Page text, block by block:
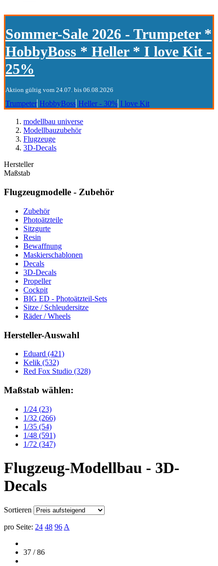
Sommer-Sale 2026 - Trumpeter *
HobbyBoss * Heller * I love Kit -
25%
Aktion gültig vom 24.07. bis 06.08.2026
Trumpeter HobbyBoss Heller - 30% I love Kit
modellbau universe
Modellbauzubehör
Flugzeuge
3D-Decals
Hersteller
Maßstab
Flugzeugmodelle - Zubehör
Zubehör
Photoätzteile
Sitzgurte
Resin
Bewaffnung
Maskierschablonen
Decals
3D-Decals
Propeller
Cockpit
BIG ED - Photoätzteil-Sets
Sitze / Schleudersitze
Räder / Wheels
Hersteller-Auswahl
Eduard (421)
Kelik (532)
Red Fox Studio (328)
Maßstab wählen:
1/24 (23)
1/32 (266)
1/35 (54)
1/48 (591)
1/72 (347)
Flugzeug-Modellbau - 3D-
Decals
Sortieren
pro Seite: 24 48 96 A
37 / 86